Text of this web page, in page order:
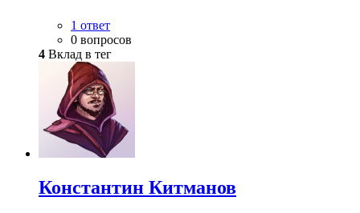
1 ответ
0 вопросов
4 Вклад в тег
Константин Китманов